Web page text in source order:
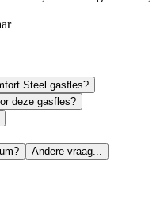
Steel gasfles?
deze gasfles?
Andere vraag...